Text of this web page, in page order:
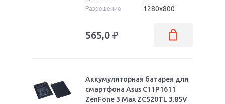
Разрешение 1280x800
565,0 ₽
Аккумуляторная батарея для
смартфона Asus C11P1611
ZenFone 3 Max ZC520TL 3.85V